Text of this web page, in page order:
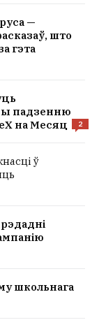
—
што
гэта
падзенню
на Месяц
2
ў
школьнага